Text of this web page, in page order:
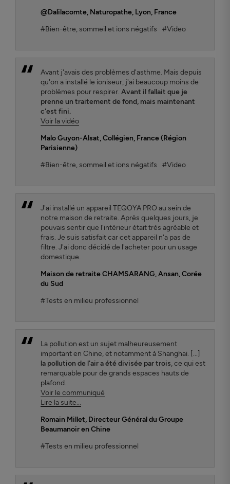
@Dalilacomte, Naturopathe, Lyon, France
#Bien-être, sommeil et ions négatifs
#Video
Avant j'avais des problèmes d'asthme. Mais depuis
qu'on a installé le ioniseur, j'ai beaucoup moins de
problèmes pour respirer. Avant il fallait que je
prenne un traitement de fond, mais maintenant
c'est fini.
Voir la vidéo
Malo Guyon-Alsat, Collégien, France (Région
Parisienne)
#Bien-être, sommeil et ions négatifs
#Video
J'ai installé un appareil TEQOYA PRO au sein de
notre maison de retraite. Après quelques jours, je
pouvais sentir que l'intérieur était très agréable et
frais. Je suis satisfait car cet appareil n'a pas de
filtre. J'ai donc décidé de l'acheter pour un usage
domestique.
Maison de retraite CHAMSARANG,Ansan, Corée
du Sud
#Tests en milieu professionnel
La pollution est un sujet malheureusement
important en Chine, et notamment à Shanghai. [...]
la pollution de l'air a été divisée par trois, ce qui est
remarquable pour de grands espaces hauts de
plafond.
Voir le communiqué
Lire la suite...
Romain Millet, Directeur Général du Groupe
Beaumanoir en Chine
#Tests en milieu professionnel